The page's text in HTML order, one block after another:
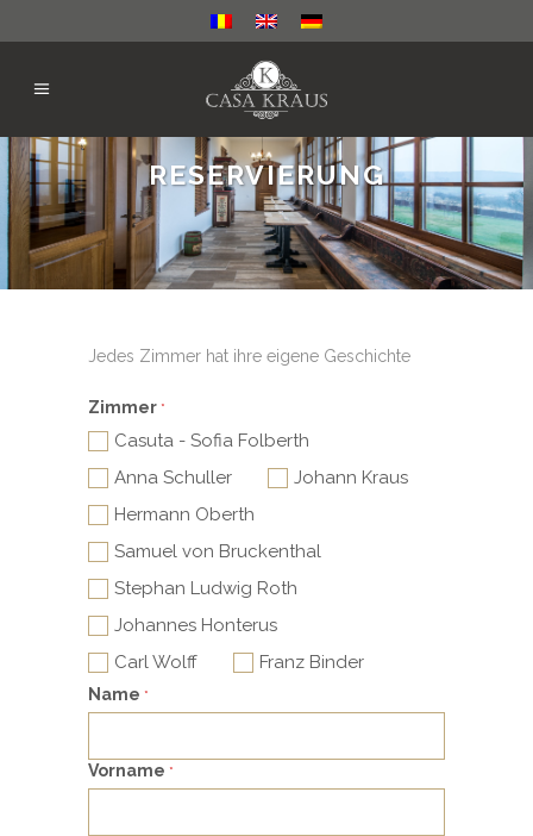
RESERVIERUNG
Jedes Zimmer hat ihre eigene Geschichte
Zimmer *
Casuta - Sofia Folberth
Anna Schuller
Johann Kraus
Hermann Oberth
Samuel von Bruckenthal
Stephan Ludwig Roth
Johannes Honterus
Carl Wolff
Franz Binder
Name *
Vorname *